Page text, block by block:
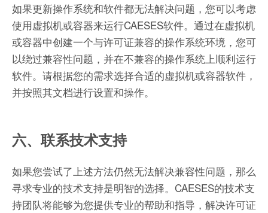
如果更新操作系统和软件都无法解决问题，您可以考虑
使用虚拟机或容器来运行CAESES软件。通过在虚拟机
或容器中创建一个与许可证兼容的操作系统环境，您可
以绕过兼容性问题，并在不兼容的操作系统上顺利运行
软件。请根据您的需求选择合适的虚拟机或容器软件，
并按照其文档进行设置和操作。
六、联系技术支持
如果您尝试了上述方法仍然无法解决兼容性问题，那么
寻求专业的技术支持是明智的选择。CAESES的技术支
持团队将能够为您提供专业的帮助和指导，解决许可证